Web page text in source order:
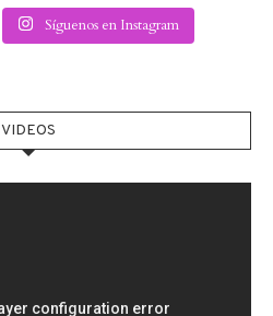
Síguenos en Instagram
VIDEOS